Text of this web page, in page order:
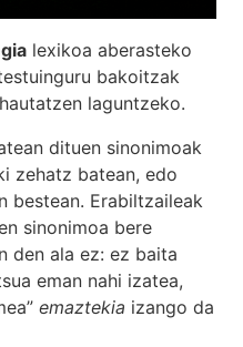
lexikoa aberasteko
bakoitzak
laguntzeko.
dituen sinonimoak
zehatz batean, edo
bestean. Erabiltzaileak
sinonimoa bere
den ala ez: ez baita
eman nahi izatea,
emaztekia izango da